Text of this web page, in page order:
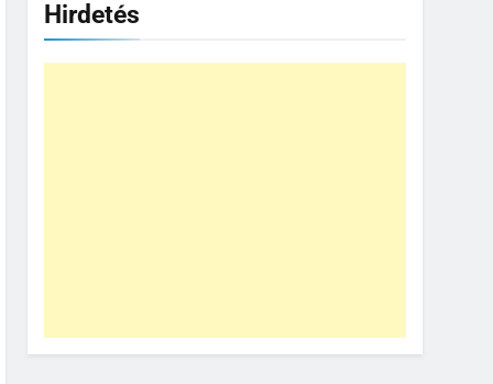
Hirdetés